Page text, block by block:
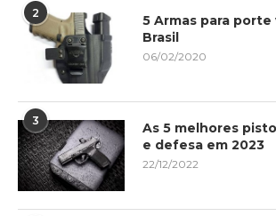
2
5 Armas para
Brasil
06/02/2020
3
As 5 melhores
e defesa em 2023
22/12/2022